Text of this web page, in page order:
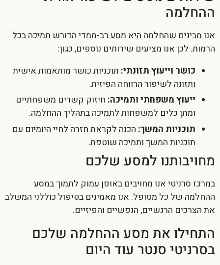
ההחלמה
אנו מבינים שהחלמה היא מסע רב-ממדי הדורש תמיכה בכל
הרמות. לכן אנו מציעים שירותים נוספים, כגון:
כושר וייעוץ תזונתי: תוכניות כושר מותאמות אישית
ותזונה לשיפור הרווחה הפיזית.
ייעוץ משפחתי ותמיכה: חיזוק קשרים משפחתיים
ומתן כלים למשפחות לתמיכה בתהליך ההחלמה.
תוכניות המשך: הכנה לקראת חזרה לחיי היומיום עם
תוכניות המשך ותמיכה שוטפת.
מחויבותנו למסע שלכם
במרכז סרניטי אנו מחויבים באופן עמוק לתמוך במסע
ההחלמה של כל מטופל. אנו מאמינים בטיפול כוללני המשלב
את הצרכים הרגשיים, הנפשיים והפיזיים.
התחילו את מסע ההחלמה שלכם
בסרניטי סנטר עוד היום